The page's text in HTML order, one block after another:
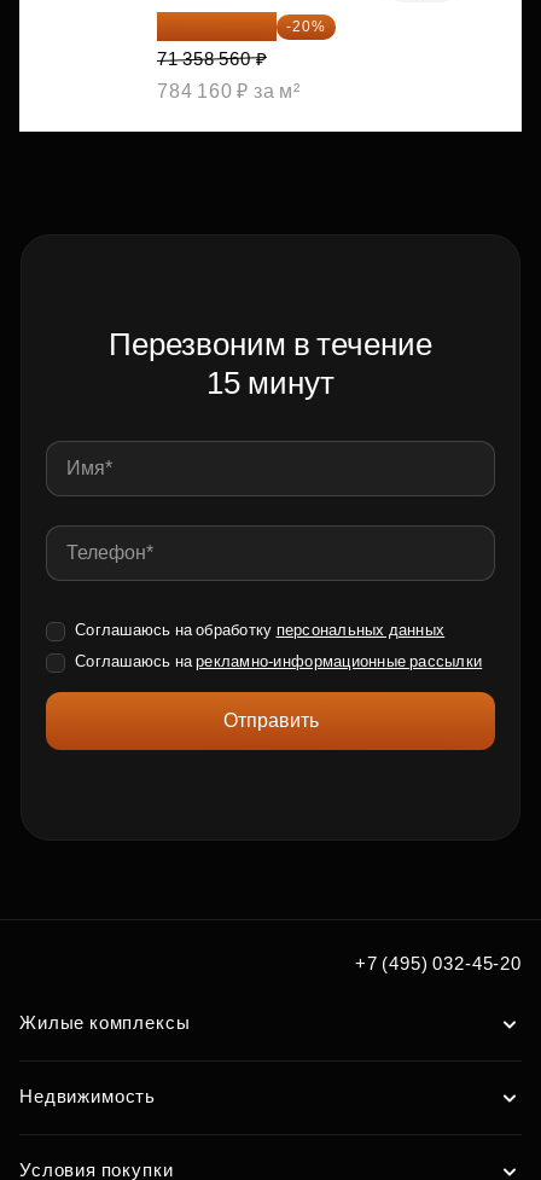
57 086 848 ₽ -20%
71 358 560 ₽
784 160 ₽ за м²
Перезвоним в течение
15 минут
Соглашаюсь на обработку персональных данных
Соглашаюсь нарекламно-информационные рассылки
Отправить
+7 (495) 032-45-20
Жилые комплексы
Недвижимость
Условия покупки